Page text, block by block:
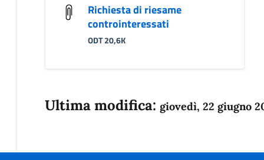
Richiesta di riesame
controinteressati
ODT 20,6K
Ultima modifica: giovedì, 22 giugno